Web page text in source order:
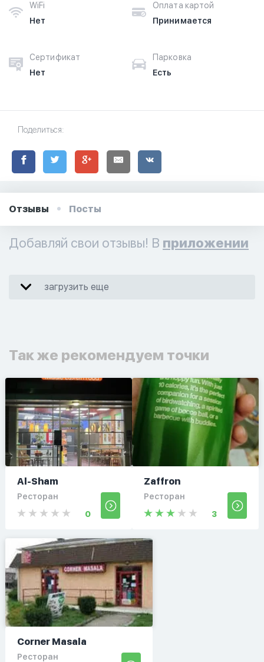
WiFi
Нет
Оплата картой
Принимается
Сертификат
Нет
Парковка
Есть
Поделиться:
Отзывы Посты
Добавляй свои отзывы! В приложении
загрузить еще
Так же рекомендуем точки
Al-Sham
Ресторан
0
Zaffron
Ресторан
3
Corner Masala
Ресторан